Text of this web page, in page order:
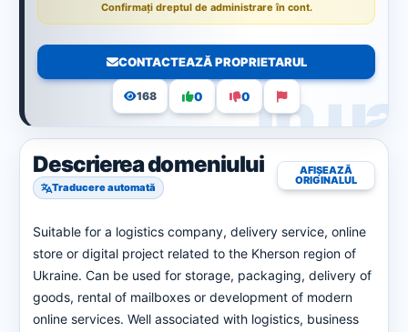
Confirmați dreptul de administrare în cont.
CONTACTEAZĂ PROPRIETARUL
168 0 0
Descrierea domeniului
Traducere automată
AFIȘEAZĂ
ORIGINALUL
Suitable for a logistics company, delivery service, online
store or digital project related to the Kherson region of
Ukraine. Can be used for storage, packaging, delivery of
goods, rental of mailboxes or development of modern
online services. Well associated with logistics, business